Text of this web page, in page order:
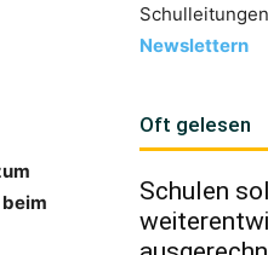
Newslettern
Oft gelesen
Schulen